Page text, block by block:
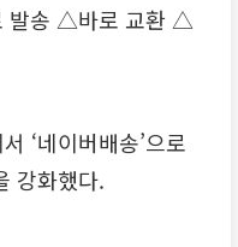
발송 △바로 교환 △
‘네이버배송’으로
강화했다.